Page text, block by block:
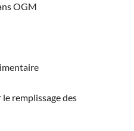
OGM
remplissage des